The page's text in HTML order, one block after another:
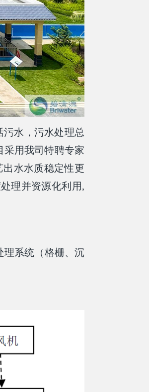
水，污水处理总
采用我司特聘专家
出水水质稳定性更
理并资源化利用,
理系统（格栅、沉